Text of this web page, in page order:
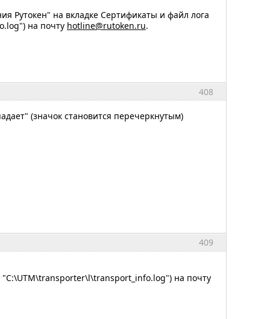
Рутокен" на вкладке Сертификаты и файл лога
на почту hotline@rutoken.ru.
408
(значок становится перечеркнутым)
409
на почту